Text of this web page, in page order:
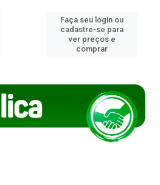
Faça seu login ou
cadastre-se para
ver preços e
comprar